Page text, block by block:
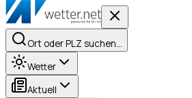
Ort oder PLZ suchen…
Wetter
Aktuell